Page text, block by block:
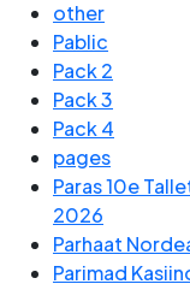
other
Pablic
Pack 2
Pack 3
Pack 4
pages
Paras 10e
2026
Parhaat
Parimad